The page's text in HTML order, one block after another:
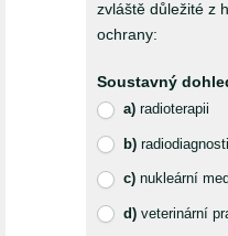
zvláště důležité z
ochrany:
Soustavný
a) radioterapii
b)
c) nukleární
d) veterinární